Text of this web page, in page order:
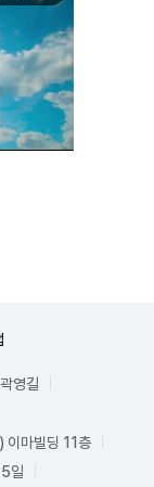
영길
이마빌딩 11층
일